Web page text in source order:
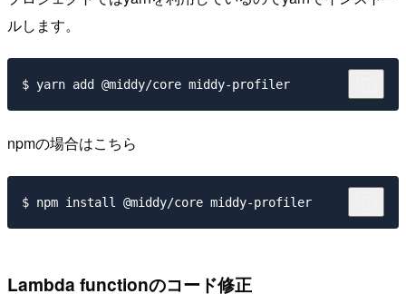
ルします。
npmの場合はこちら
Lambda functionのコード修正